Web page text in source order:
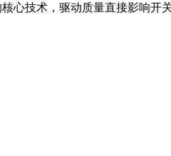
心技术，驱动质量直接影响